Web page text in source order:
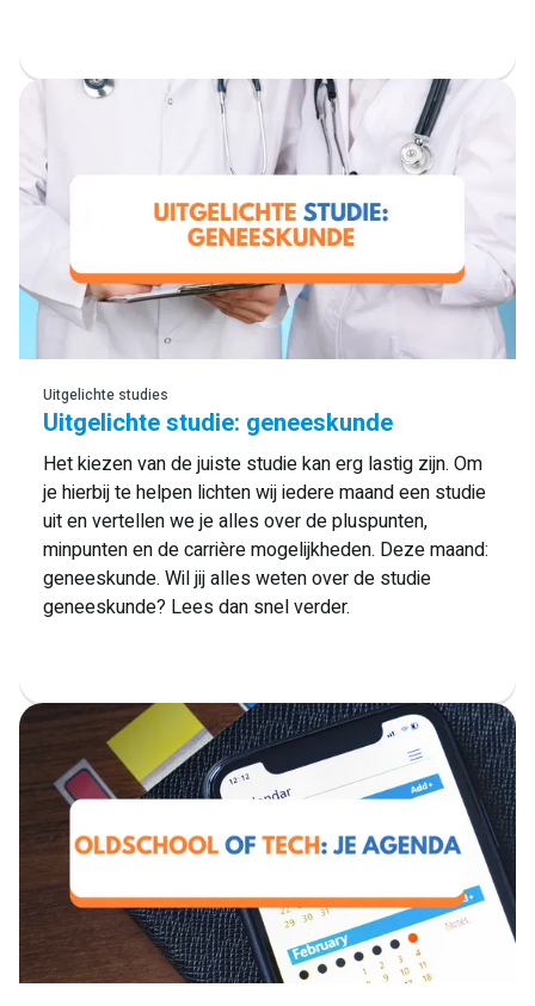
Lees meer
Uitgelichte studies
Uitgelichte studie: geneeskunde
Het kiezen van de juiste studie kan erg lastig zijn. Om
je hierbij te helpen lichten wij iedere maand een studie
uit en vertellen we je alles over de pluspunten,
minpunten en de carrière mogelijkheden. Deze maand:
geneeskunde. Wil jij alles weten over de studie
geneeskunde? Lees dan snel verder.
Lees meer